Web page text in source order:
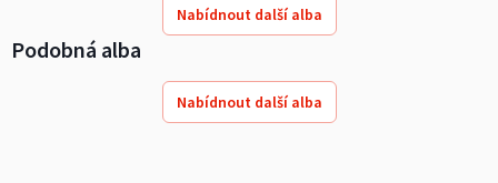
Nabídnout další alba
Podobná alba
Nabídnout další alba